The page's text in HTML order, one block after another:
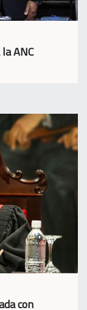
ANC
con